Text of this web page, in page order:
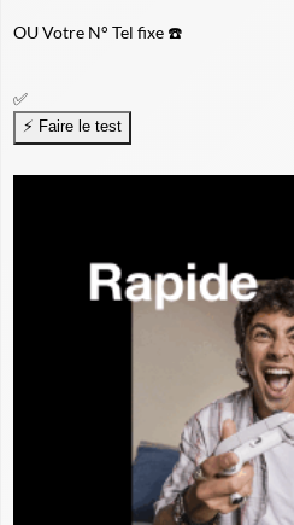
OUVotre N° Tel fixe ☎️
✅